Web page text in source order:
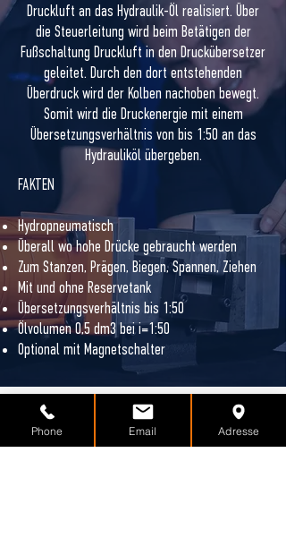
Druckluft an das Hydraulik-Öl realisiert. Über
die Steuerleitung wird beim Betätigen der
Fußschaltung Druckluft in den Druckübersetzer
geleitet. Durch den dort entstehenden
Überdruck wird der Kolben nachoben bewegt.
Somit wird die Druckenergie mit einem
Übersetzungsverhältnis von bis 1:50 an das
Hydrauliköl übergeben.
FAKTEN
Hydropneumatisch
Überall wo hohe Drücke gebraucht werden
Zum Stanzen, Prägen, Biegen, Spannen, Ziehen
Mit und ohne Reservetank
Übersetzungsverhältnis bis 1:50
Ölvolumen 0,5 dm3 bei i=1:50
Optional mit Magnetschalter
Phone Email Adresse